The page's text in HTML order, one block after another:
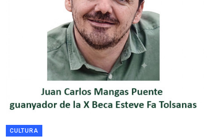
CULTURA